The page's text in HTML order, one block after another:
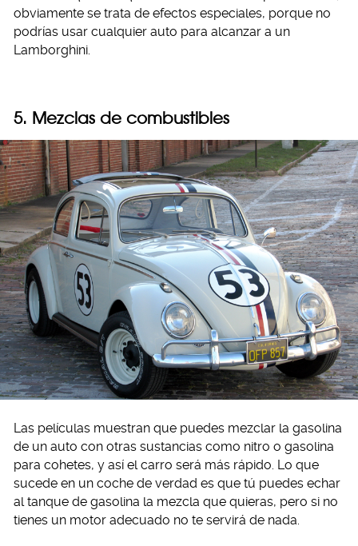
obviamente se trata de efectos especiales, porque no
podrías usar cualquier auto para alcanzar a un
Lamborghini.
5. Mezclas de combustibles
Las películas muestran que puedes mezclar la gasolina
de un auto con otras sustancias como nitro o gasolina
para cohetes, y así el carro será más rápido. Lo que
sucede en un coche de verdad es que tú puedes echar
al tanque de gasolina la mezcla que quieras, pero si no
tienes un motor adecuado no te servirá de nada.